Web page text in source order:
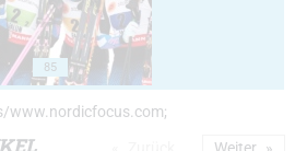
85
www.nordicfocus.com;